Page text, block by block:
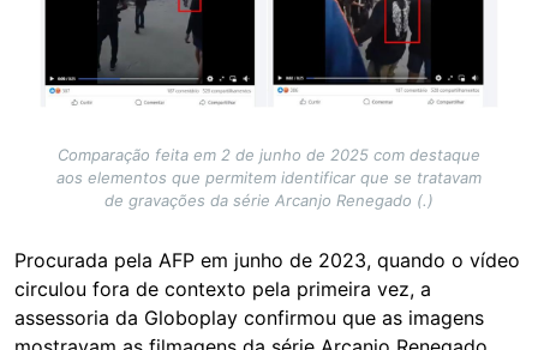
Comparação feita em 2 de junho de 2025 com destaque
aos elementos que permitem identificar que se tratavam
de gravações da série Arcanjo Renegado (.)
Procurada pela AFP em junho de 2023, quando o vídeo
circulou fora de contexto pela primeira vez, a
assessoria da Globoplay confirmou que as imagens